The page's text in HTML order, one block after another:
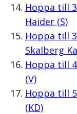
Hoppa till
Haider (S)
Hoppa till
Skalberg
Hoppa till
(V)
Hoppa till
(KD)